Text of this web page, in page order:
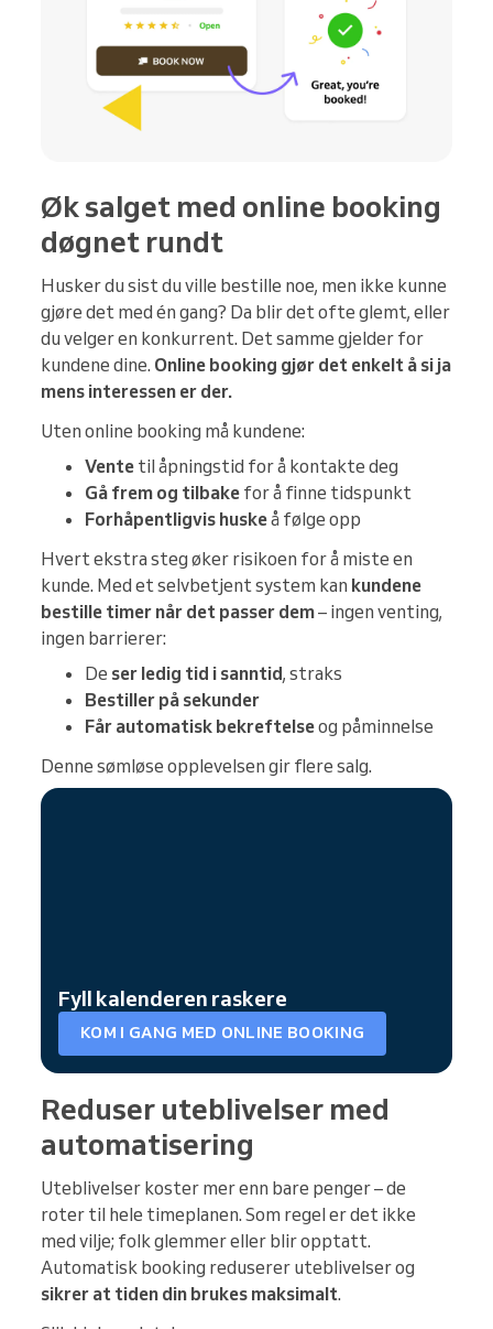
Øk salget med online booking
døgnet rundt
Husker du sist du ville bestille noe, men ikke kunne
gjøre det med én gang? Da blir det ofte glemt, eller
du velger en konkurrent. Det samme gjelder for
kundene dine. Online booking gjør det enkelt å si ja
mens interessen er der.
Uten online booking må kundene:
Vente til åpningstid for å kontakte deg
Gå frem og tilbake for å finne tidspunkt
Forhåpentligvis huskeå følge opp
Hvert ekstra steg øker risikoen for å miste en
kunde. Med et selvbetjent system kan kundene
bestille timer når det passer dem– ingen venting,
ingen barrierer:
De ser ledig tid i sanntid, straks
Bestiller på sekunder
Får automatisk bekreftelseog påminnelse
Denne sømløse opplevelsen gir flere salg.
Fyll kalenderen raskere
KOM I GANG MED ONLINE BOOKING
Reduser uteblivelser med
automatisering
Uteblivelser koster mer enn bare penger – de
roter til hele timeplanen. Som regel er det ikke
med vilje; folk glemmer eller blir opptatt.
Automatisk booking reduserer uteblivelser og
sikrer at tiden din brukes maksimalt.